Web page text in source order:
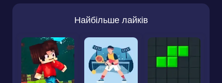
Найбільше лайків